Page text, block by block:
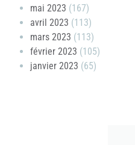
mai 2023 (167)
avril 2023 (113)
mars 2023 (113)
février 2023 (105)
janvier 2023 (65)